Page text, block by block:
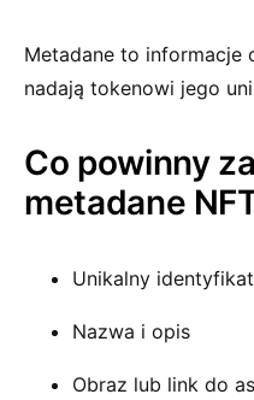
Metadane to informacje
nadają tokenowi jego
Co powinny
metadane
Unikalny
Nazwa i opis
Obraz lub link do